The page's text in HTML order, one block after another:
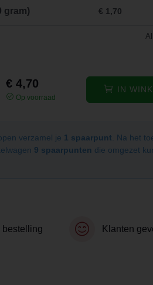
gram) € 1,70
€ 4,70
Op voorraad
IN
verzamel je 1 spaarpunt . Na het
9 spaarpunten die omgezet
bestelling Klanten